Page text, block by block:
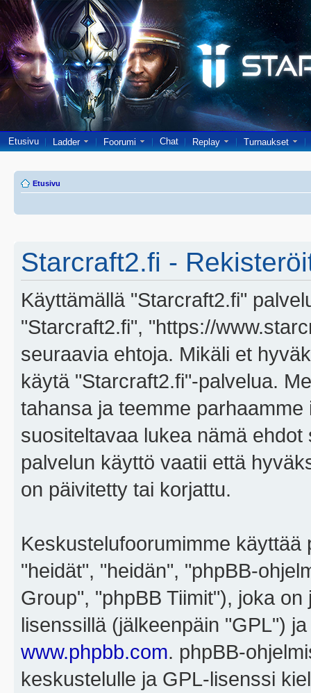
Etusivu Ladder Foorumi Chat Replay Turnaukset
Etusivu
Starcraft2.fi -
Käyttämällä "Starcraft2.fi"
"Starcraft2.fi", "https://
seuraavia ehtoja. Mikäli et
käytä "Starcraft2.fi"-palvelua.
tahansa ja teemme
suositeltavaa lukea nämä
palvelun käyttö vaatii että
on päivitetty tai korjattu.
Keskustelufoorumimme
"heidät", "heidän", "phpBB-
Group", "phpBB Tiimit"), joka on
lisenssillä (jälkeenpäin "GPL")
www.phpbb.com. phpBB-
keskustelulle ja GPL-lisenssi